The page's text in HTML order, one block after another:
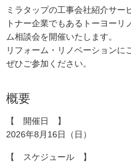
照明
内装用建材
メンテナンス・
横浜スマートショールー
ム
修理お問い合わせ
説明書・図面検索
ミラタップ
自分らしい家づくり
SUVACO
ミラタップの工事会社紹介サー
トナー企業でもあるトーヨー
ム相談会を開催いたします。
リフォーム・リノベーションに
ぜひご参加ください。
概要
【 開催日 】
2026年8月16日（日）
【 スケジュール 】